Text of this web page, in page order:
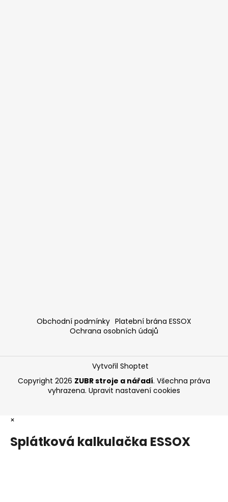
Obchodní podmínky Platební brána ESSOX
Ochrana osobních údajů
Vytvořil Shoptet
Copyright 2026 ZUBR stroje a nářadí. Všechna práva
vyhrazena. Upravit nastavení cookies
×
Splátková kalkulačka ESSOX